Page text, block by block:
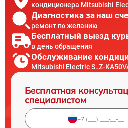
кондиционера Mitsubishi
Диагностика за наш
ремонт по желанию
Бесплатный выезд
в день обращения
Обслуживание
Mitsubishi Electric SLZ-
Бесплатная
специалистом